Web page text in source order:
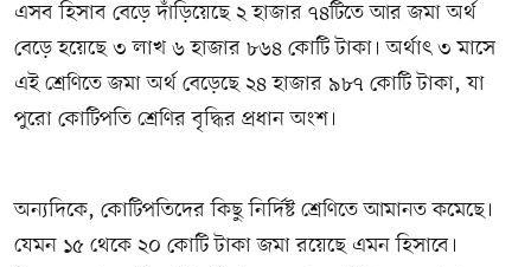
এসব হিসাব বেড়ে দাঁড়িয়েছে ২ হাজার ৭৪টিতে আর জমা অর্থ
বেড়ে হয়েছে ৩ লাখ ৬ হাজার ৮৬৪ কোটি টাকা। অর্থাৎ ৩ মাসে
এই শ্রেণিতে জমা অর্থ বেড়েছে ২৪ হাজার ৯৮৭ কোটি টাকা, যা
পুরো কোটিপতি শ্রেণির বৃদ্ধির প্রধান অংশ।
অন্যদিকে, কোটিপতিদের কিছু নির্দিষ্ট শ্রেণিতে আমানত কমেছে।
যেমন ১৫ থেকে ২০ কোটি টাকা জমা রয়েছে এমন হিসাবে।